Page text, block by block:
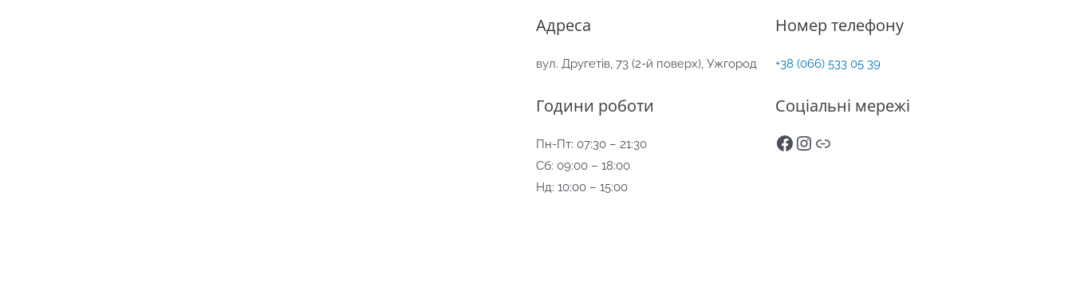
Адреса
вул. Другетів, 73 (2-й поверх), Ужгород
Номер телефону
+38 (066) 533 05 39
Години роботи
Пн-Пт: 07:30 – 21:30
Сб: 09:00 – 18:00
Нд: 10:00 – 15:00
Соціальні мережі
Facebook Instagram Link